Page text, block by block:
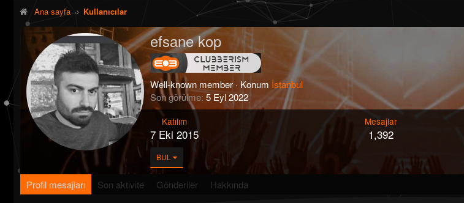
Ana sayfa Kullanıcılar
efsane kop
Well-known member · Konum İstanbul
Son görülme 5 Eyl 2022
Katılım
7 Eki 2015
Mesajlar
1,392
BUL
Profil mesajları Son aktivite Gönderiler Hakkında